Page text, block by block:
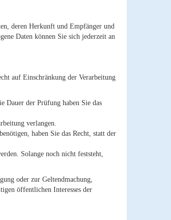
deren Herkunft und Empfänger und
Daten können Sie sich jederzeit an
auf Einschränkung der Verarbeitung
Dauer der Prüfung haben Sie das
verlangen.
haben Sie das Recht, statt der
Solange noch nicht feststeht,
oder zur Geltendmachung,
öffentlichen Interesses der